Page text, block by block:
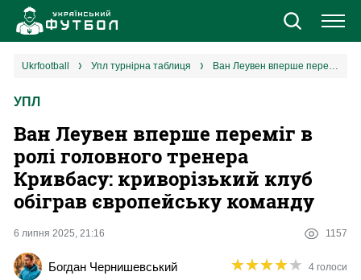
Новини
Єврокубки
УПЛ
2 ліга
ukrfootball упл турнірна таблиця Ван Леувен вперше переміг в ролі головного тренера Кривбасу: криворізький клуб обіграв європейську команду
УПЛ
Ван Леувен вперше переміг в
ролі головного тренера
Кривбасу: криворізький клуб
обіграв європейську команду
6 липня 2025, 21:16 1157
Богдан Чернишевський ★★★★★
★★★★★ 4 голоси